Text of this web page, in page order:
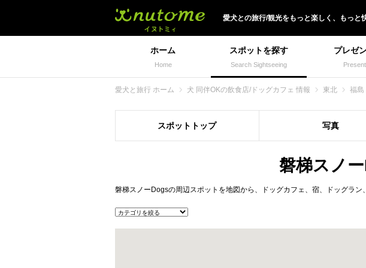
愛犬との旅行/観光をもっと楽しく、 もっと
ホーム
Home
スポットを探す
Search Sightseeing
プレゼ
Present
愛犬と旅行 ホーム 犬 同伴OKの飲食店/ドッグカフェ 情報 東北 福島
スポット トップ 写真
磐梯スノ
磐梯スノーDogsの周辺スポットを地図から、ドッグカフェ、宿、ドッグラン